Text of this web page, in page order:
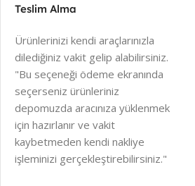
Teslim Alma
Ürünlerinizi kendi araçlarınızla
dilediğiniz vakit gelip alabilirsiniz.
"Bu seçeneği ödeme ekranında
seçerseniz ürünleriniz
depomuzda aracınıza yüklenmek
için hazırlanır ve vakit
kaybetmeden kendi nakliye
işleminizi gerçekleştirebilirsiniz."